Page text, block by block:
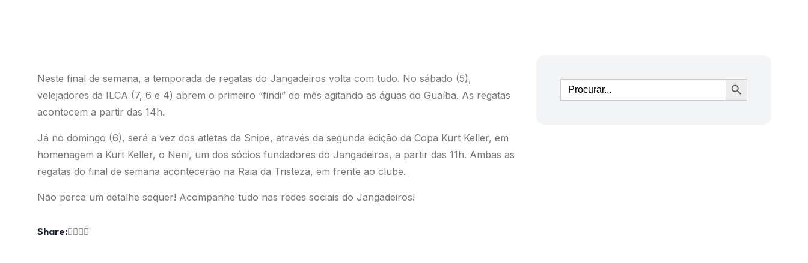
Neste final de semana, a temporada de regatas do Jangadeiros volta com tudo. No sábado (5),
velejadores da ILCA (7, 6 e 4) abrem o primeiro “findi” do mês agitando as águas do Guaíba. As regatas
acontecem a partir das 14h.
Já no domingo (6), será a vez dos atletas da Snipe, através da segunda edição da Copa Kurt Keller, em
homenagem a Kurt Keller, o Neni, um dos sócios fundadores do Jangadeiros, a partir das 11h. Ambas as
regatas do final de semana acontecerão na Raia da Tristeza, em frente ao clube.
Não perca um detalhe sequer! Acompanhe tudo nas redes sociais do Jangadeiros!
Share:
Ir